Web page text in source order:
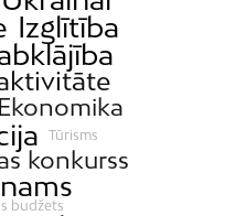
Izglītība
Ekonomika
Tūrisms
konkurss
budžets